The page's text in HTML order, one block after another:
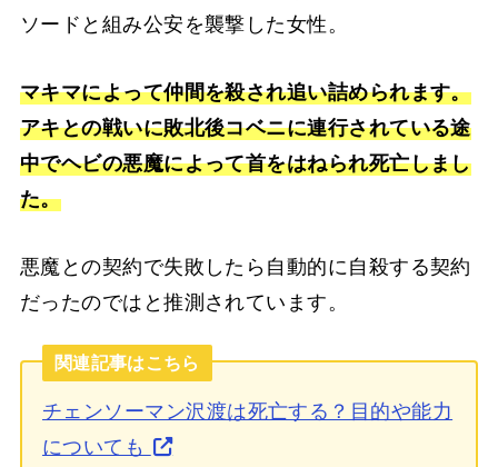
ソードと組み公安を襲撃した女性。
マキマによって仲間を殺され追い詰められます。
アキとの戦いに敗北後コベニに連行されている途
中でヘビの悪魔によって首をはねられ死亡しまし
た。
悪魔との契約で失敗したら自動的に自殺する契約
だったのではと推測されています。
関連記事はこちら
チェンソーマン沢渡は死亡する？目的や能力
についても